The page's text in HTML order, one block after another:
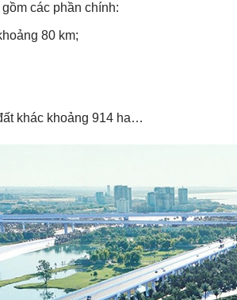
các phần chính:
80 km;
khác khoảng 914 ha…